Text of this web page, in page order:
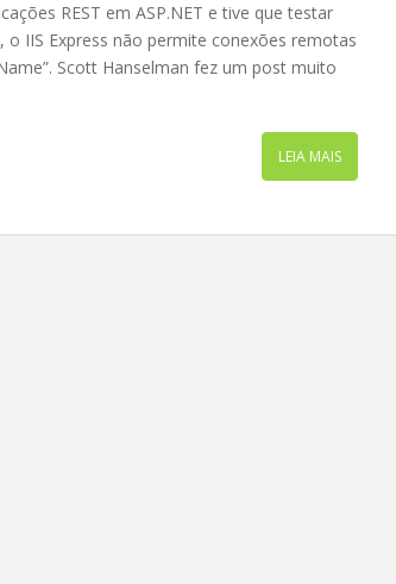
REST em ASP.NET e tive que testar
IIS Express não permite conexões remotas
Scott Hanselman fez um post muito
LEIA MAIS